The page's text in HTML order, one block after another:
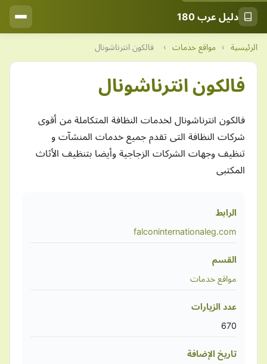
دليل عرب 180
الرئيسية › مواقع خدمات › فالكون انترناشونال
فالكون انترناشونال
فالكون انترناشونال لخدمات النظافة المتكاملة من أقوى
شركات النظافة التى تقدم جميع خدمات المنشآت و
تنظيف وجهات الشركات الزجاجية وأيضا بتنظيف الأثاث
المكتبى
الرابط
falconinternationaleg.com
القسم
مواقع خدمات
عدد الزيارات
670
تاريخ الإضافة